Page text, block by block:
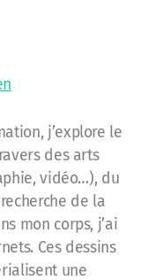
j’explore le
des arts
vidéo…), du
de la
mon corps, j’ai
Ces dessins
une